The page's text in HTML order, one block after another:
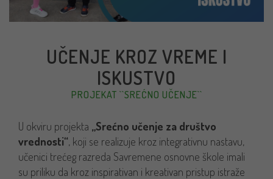
UČENJE KROZ VREME I
ISKUSTVO
PROJEKAT ``SREĆNO UČENJE``
U okviru projekta „Srećno učenje za društvo
vrednosti“, koji se realizuje kroz integrativnu nastavu,
učenici trećeg razreda Savremene osnovne škole imali
su priliku da kroz inspirativan i kreativan pristup istraže